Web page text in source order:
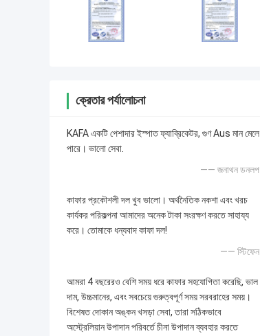
ক্রেতার পর্যালোচনা
KAFA একটি পেশাদার ইস্পাত ফ্যাব্রিকেটর, গুণ Aus মান মেলে
পারে। ভালো সেবা.
—— জনাথন ডনলপ
কাফার প্রকৌশলী দল খুব ভালো। অর্থনৈতিক নকশা এবং খরচ
কার্যকর পরিকল্পনা আমাদের অনেক টাকা সংরক্ষণ করতে সাহায্য
করে। তোমাকে ধন্যবাদ কাফা দল!
—— স্টিফেন
আমরা 4 বছরেরও বেশি সময় ধরে কাফার সহযোগিতা করেছি, ভাল
দাম, উচ্চমানের, এবং সবচেয়ে গুরুত্বপূর্ণ সময় সরবরাহের সময়।
বিশেষত দোকান অঙ্কন খসড়া সেবা, তারা সঠিকভাবে
অস্ট্রেলিয়ান উপাদান পরিবর্তে চীনা উপাদান ব্যবহার করতে